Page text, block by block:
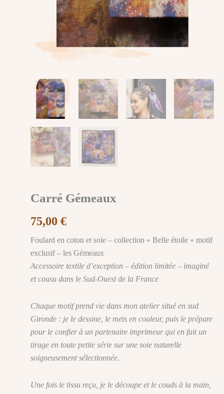
Carré Gémeaux
75,00 €
Foulard en coton et soie – collection « Belle étoile » motif
exclusif – les Gémeaux
Accessoire textile d’exception – édition limitée – imaginé
et cousu dans le Sud-Ouest de la France
Chaque motif prend vie dans mon atelier situé en sud
Gironde : je le dessine, le mets en couleur, puis le prépare
pour le confier à un partenaire imprimeur qui en fait un
tirage en toute petite série sur une soie naturelle
soigneusement sélectionnée.
Une fois le tissu reçu, je le découpe et le couds à la main,